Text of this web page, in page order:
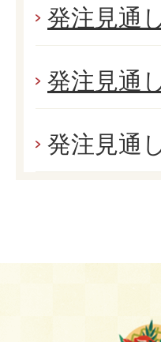
発注見通
発注見通
発注見通